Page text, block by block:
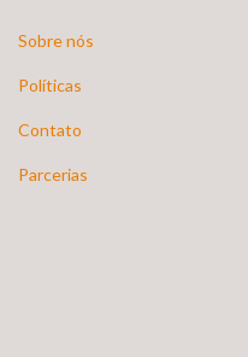
Sobre nós
Políticas
Contato
Parcerias